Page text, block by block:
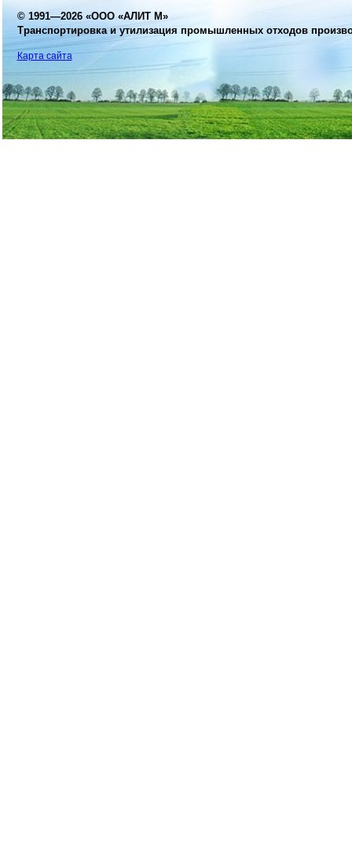
© 1991—2026 «ООО «АЛИТ М»
Транспортировка и утилизация промышленных отходов
Карта сайта